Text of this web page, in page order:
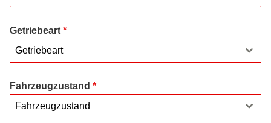
Getriebeart *
Getriebeart
Fahrzeugzustand *
Fahrzeugzustand